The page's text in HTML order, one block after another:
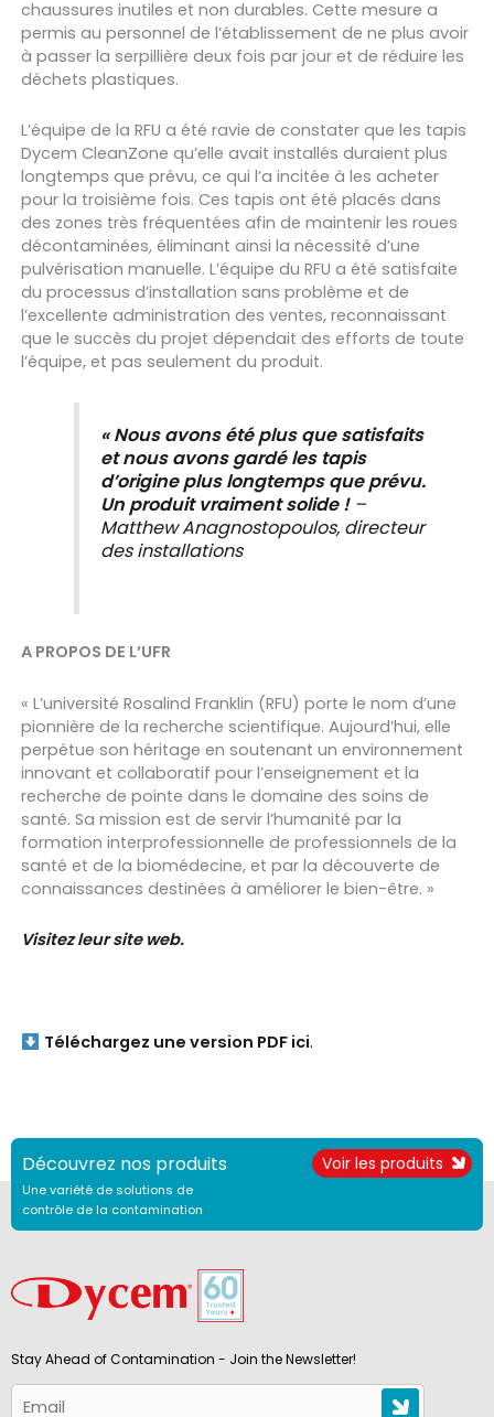
chaussures inutiles et non durables. Cette mesure a
permis au personnel de l’établissement de ne plus avoir
à passer la serpillière deux fois par jour et de réduire les
déchets plastiques.
L’équipe de la RFU a été ravie de constater que les tapis
Dycem CleanZone qu’elle avait installés duraient plus
longtemps que prévu, ce qui l’a incitée à les acheter
pour la troisième fois. Ces tapis ont été placés dans
des zones très fréquentées afin de maintenir les roues
décontaminées, éliminant ainsi la nécessité d’une
pulvérisation manuelle. L’équipe du RFU a été satisfaite
du processus d’installation sans problème et de
l’excellente administration des ventes, reconnaissant
que le succès du projet dépendait des efforts de toute
l’équipe, et pas seulement du produit.
« Nous avons été plus que satisfaits
et nous avons gardé les tapis
d’origine plus longtemps que prévu.
Un produit vraiment solide !–
Matthew Anagnostopoulos, directeur
des installations
A PROPOS DE L’UFR
« L’université Rosalind Franklin (RFU) porte le nom d’une
pionnière de la recherche scientifique. Aujourd’hui, elle
perpétue son héritage en soutenant un environnement
innovant et collaboratif pour l’enseignement et la
recherche de pointe dans le domaine des soins de
santé. Sa mission est de servir l’humanité par la
formation interprofessionnelle de professionnels de la
santé et de la biomédecine, et par la découverte de
connaissances destinées à améliorer le bien-être. »
Visitez leur site web.
Téléchargez une version PDF ici.
Découvrez nos produits
Une variété de solutions de
contrôle de la contamination
Voir les produits
Stay Ahead of Contamination - Join the Newsletter!